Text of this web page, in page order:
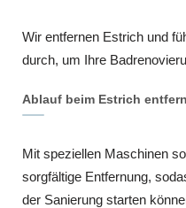
Wir entfernen Estrich und
durch, um Ihre
Ablauf beim Estrich
Mit speziellen Maschinen
sorgfältige Entfernung,
der Sanierung starten